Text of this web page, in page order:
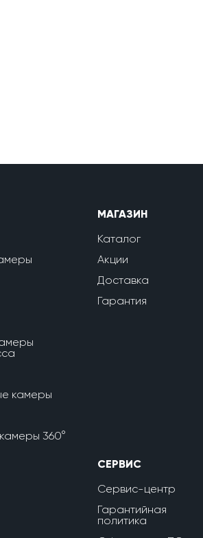
камеры
360°
МАГАЗИН
Каталог
Акции
Доставка
Гарантия
СЕРВИС
Сервис-центр
Гарантийная
политика